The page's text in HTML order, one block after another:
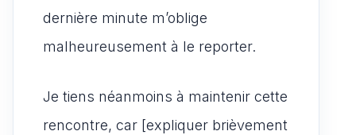
dernière minute m’oblige
malheureusement à le reporter.
Je tiens néanmoins à maintenir cette
rencontre, car [expliquer brièvement